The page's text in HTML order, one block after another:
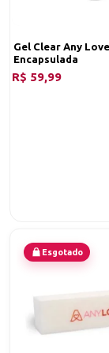
é fácil de aplicar e
profissionais que
produto de alta
as unhas,
Gel Clear Any
Encapsulada
R$ 59,99
Esgotado